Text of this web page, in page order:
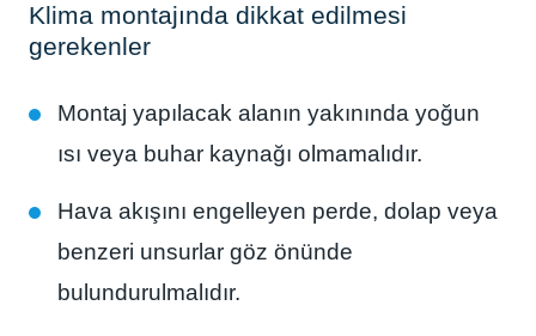
Klima montajında dikkat edilmesi
gerekenler
Montaj yapılacak alanın yakınında yoğun
ısı veya buhar kaynağı olmamalıdır.
Hava akışını engelleyen perde, dolap veya
benzeri unsurlar göz önünde
bulundurulmalıdır.